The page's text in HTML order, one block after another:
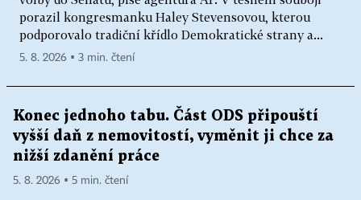
porazil kongresmanku Haley Stevensovou, kterou
podporovalo tradiční křídlo Demokratické strany a...
5. 8. 2026 ▪ 3 min. čtení
Konec jednoho tabu. Část ODS připouští
vyšší daň z nemovitostí, vyměnit ji chce za
nižší zdanění práce
5. 8. 2026 ▪ 5 min. čtení